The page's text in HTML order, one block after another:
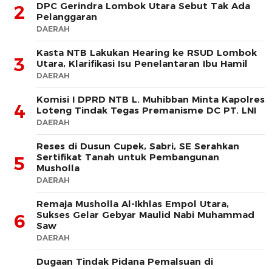
2
DPC Gerindra Lombok Utara Sebut Tak Ada
Pelanggaran
DAERAH
3
Kasta NTB Lakukan Hearing ke RSUD Lombok
Utara, Klarifikasi Isu Penelantaran Ibu Hamil
DAERAH
4
Komisi I DPRD NTB L. Muhibban Minta Kapolres
Loteng Tindak Tegas Premanisme DC PT. LNI
DAERAH
5
Reses di Dusun Cupek, Sabri, SE Serahkan
Sertifikat Tanah untuk Pembangunan
Musholla
DAERAH
6
Remaja Musholla Al-Ikhlas Empol Utara,
Sukses Gelar Gebyar Maulid Nabi Muhammad
Saw
DAERAH
Dugaan Tindak Pidana Pemalsuan di